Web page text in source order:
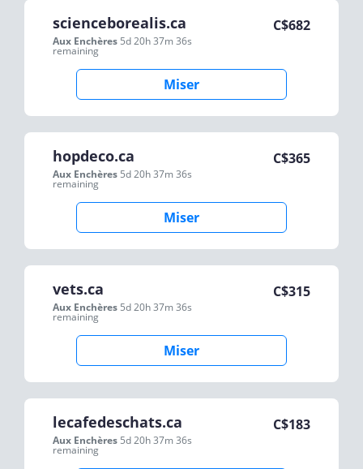
scienceborealis.ca
Aux Enchères 5d 20h 37m 36s
remaining
C$682
Miser
hopdeco.ca
Aux Enchères 5d 20h 37m 36s
remaining
C$365
Miser
vets.ca
Aux Enchères 5d 20h 37m 36s
remaining
C$315
Miser
lecafedeschats.ca
Aux Enchères 5d 20h 37m 36s
remaining
C$183